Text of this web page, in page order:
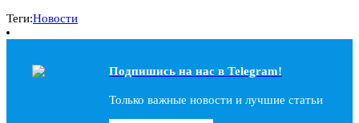
Теги:Новости
Подпишись на наc в Telegram!
Только важные новости и лучшие статьи